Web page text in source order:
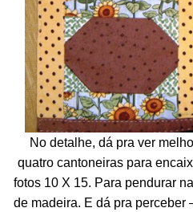
No detalhe, dá pra ver
quatro cantoneiras para
fotos 10 X 15. Para pendurar
de madeira. E dá pra perceber